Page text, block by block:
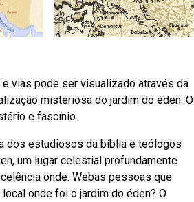
e vias pode ser visualizado através da
misteriosa do jardim do éden. O
e fascínio.
dos estudiosos da bíblia e teólogos
um lugar celestial profundamente
onde. Webas pessoas que
onde foi o jardim do éden? O